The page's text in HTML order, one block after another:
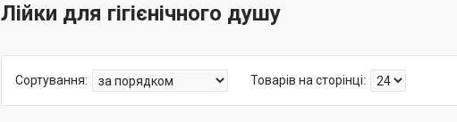
Лійки для гігієнічного душу